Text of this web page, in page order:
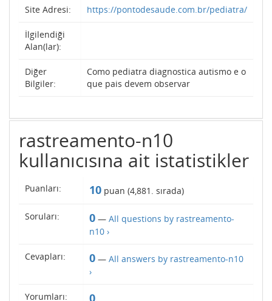
Site Adresi: https://pontodesaude.com.br/pediatra/
İlgilendiği
Alan(lar):
Diğer
Bilgiler:
Como pediatra diagnostica autismo e o
que pais devem observar
rastreamento-n10
kullanıcısına ait istatistikler
Puanları: 10 puan (4,881 . sırada)
Soruları: 0 — All questions by rastreamento-
n10 ›
Cevapları: 0 — All answers by rastreamento-n10
›
Yorumları: 0